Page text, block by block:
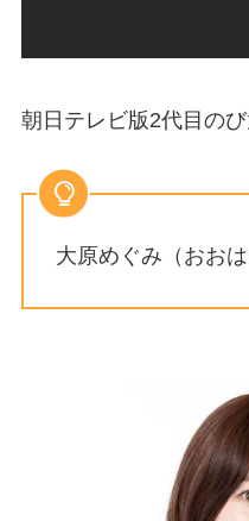
朝日テレビ版2代目の
大原めぐみ（おおは